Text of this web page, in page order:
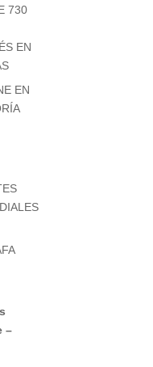
730
EN
EN
–